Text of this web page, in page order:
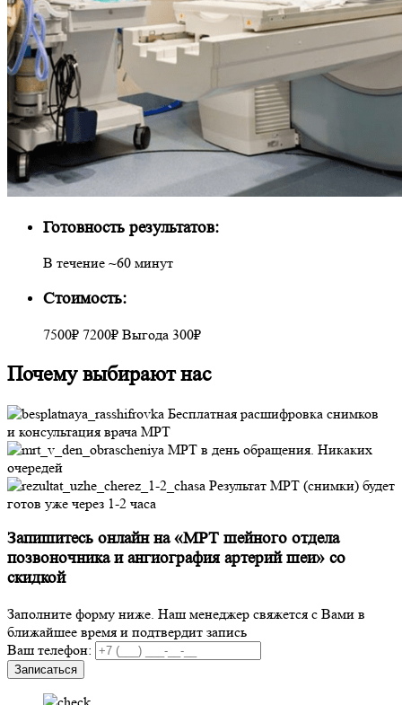
Готовность результатов:
В течение ~60 минут
Стоимость:
7500₽ 7200₽ Выгода 300₽
Почему выбирают нас
Бесплатная расшифровка снимков
и консультация врача МРТ
МРТ в день обращения. Никаких
очередей
Результат МРТ (снимки) будет
готов уже через 1-2 часа
Запишитесь онлайн на «МРТ шейного отдела
позвоночника и ангиография артерий шеи» со
скидкой
Заполните форму ниже. Наш менеджер свяжется с Вами в
ближайшее время и подтвердит запись
Ваш телефон:
Записаться